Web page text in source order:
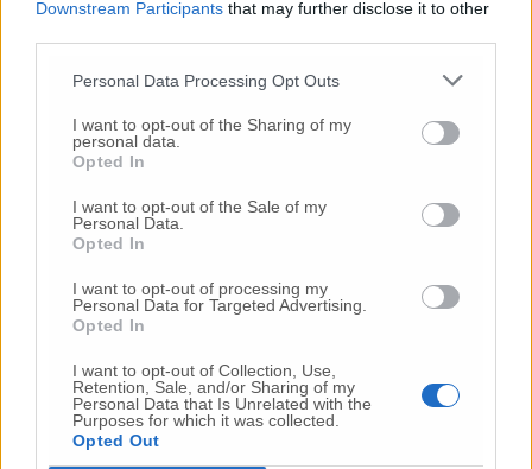
Downstream Participants that may further disclose it to other
Personal Data Processing Opt Outs
I want to opt-out of the Sharing of my
personal data.
Opted In
I want to opt-out of the Sale of my
Personal Data.
Opted In
I want to opt-out of processing my
Personal Data for Targeted Advertising.
Opted In
I want to opt-out of Collection, Use,
Retention, Sale, and/or Sharing of my
Personal Data that Is Unrelated with the
Purposes for which it was collected.
Opted Out
inseguimento.Indagini in corso per accertare le
-Tragedia a Marzocca,
donna travolta e uccisa
da un treno
-Malore in casa, muoreil professore Pino Attili
-«Le urla e il pianto di mia madre al telefono:
“L’ha uccisa. Corri. Prendi l’aereo”
Così ho saputo della
morte di mia sorella»
-
dell’architetto Bruno Rossi
-Femminicidio di Loreto, chi è Sami
Khemaies:dalla condanna per spaccio
domiciliari